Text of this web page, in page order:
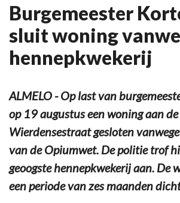
Burgemeester
sluit woning
hennepkwekerij
ALMELO - Op last van
op 19 augustus een woning aan de
Wierdensestraat gesloten
van de Opiumwet. De politie trof
geoogste hennepkwekerij aan. De
een periode van zes maanden